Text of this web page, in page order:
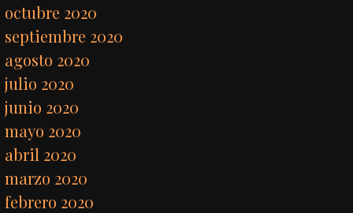
octubre 2020
septiembre 2020
agosto 2020
julio 2020
junio 2020
mayo 2020
abril 2020
marzo 2020
febrero 2020